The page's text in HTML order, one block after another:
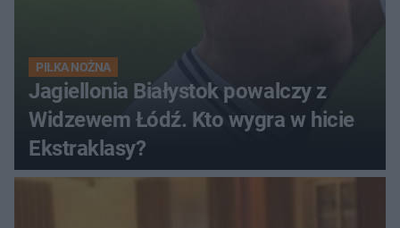
PIŁKA NOŻNA
Jagiellonia Białystok powalczy z
Widzewem Łódź. Kto wygra w hicie
Ekstraklasy?